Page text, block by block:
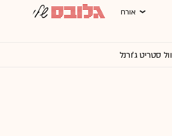
אורח
וול סטריט ג'ורנל